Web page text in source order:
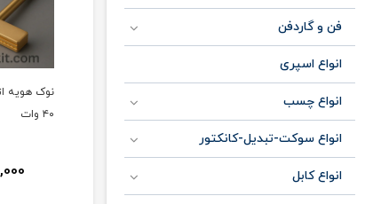
فن و گاردفن
انواع اسپری
انواع چسب
انواع سوکت-تبدیل-کانکتور
انواع کابل250,000
260,000
المنت